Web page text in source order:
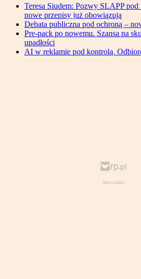
Teresa Siudem: Pozwy SLAPP
nowe przepisy już obowiązują
Debata publiczna pod ochroną –
Pre-pack po nowemu. Szansa na
upadłości
AI w reklamie pod kontrolą.